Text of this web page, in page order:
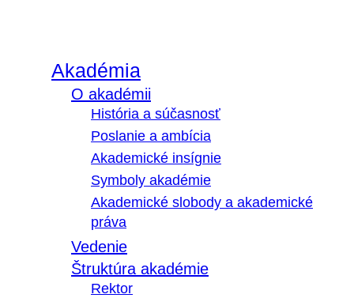
Akadémia
O akadémii
História a súčasnosť
Poslanie a ambícia
Akademické insígnie
Symboly akadémie
Akademické slobody a akademické
práva
Vedenie
Štruktúra akadémie
Rektor